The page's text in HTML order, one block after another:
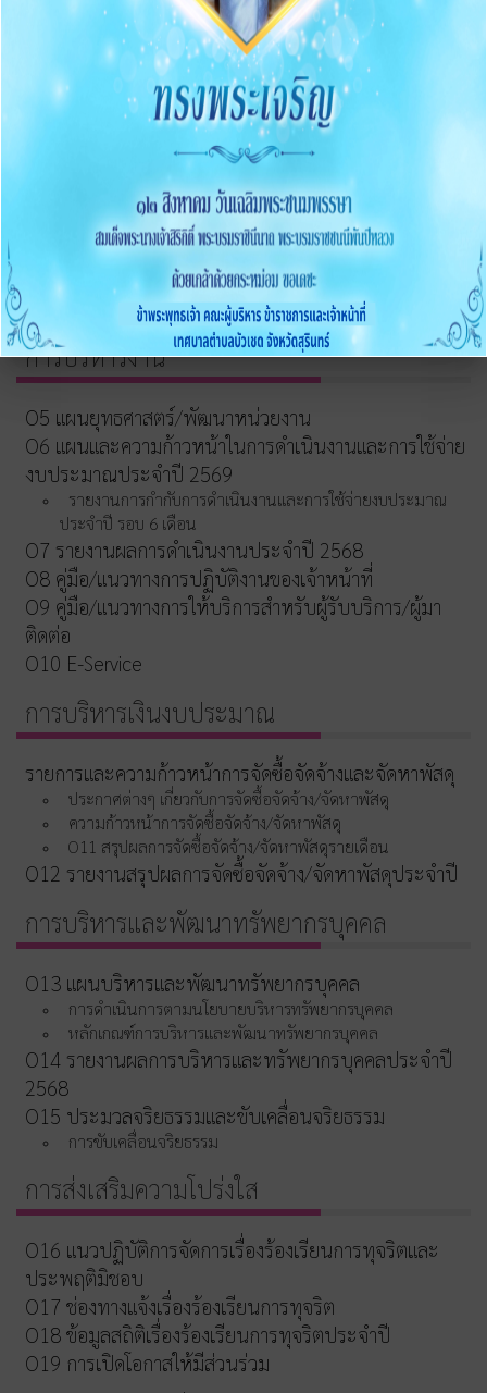
แหล่งท่องเที่ยวและภูมิปัญญาท้องถิ่น
งานแผนพัฒนา
Q&A Webbroad
O1 โครงสร้างและอำนาจหน้าที่
อำนาจหน้าที่
O2 ข้อมูลผู้บริหาร
O3 ข้อมูลการติดต่อ
O4 ข่าวประชาสัมพันธ์
การบริหารงาน
O5 แผนยุทธศาสตร์/พัฒนาหน่วยงาน
O6 แผนและความก้าวหน้าในการดำเนินงานและการใช้จ่าย
งบประมาณประจำปี 2569
รายงานการกำกับการดำเนินงานและการใช้จ่ายงบประมาณ
ประจำปี รอบ 6 เดือน
O7 รายงานผลการดำเนินงานประจำปี 2568
O8 คู่มือ/แนวทางการปฏิบัติงานของเจ้าหน้าที่
O9 คู่มือ/แนวทางการให้บริการสำหรับผู้รับบริการ/ผู้มา
ติดต่อ
O10 E-Service
การบริหารเงินงบประมาณ
รายการและความก้าวหน้าการจัดซื้อจัดจ้างและจัดหาพัสดุ
ประกาศต่างๆ เกี่ยวกับการจัดซื้อจัดจ้าง/จัดหาพัสดุ
ความก้าวหน้าการจัดซื้อจัดจ้าง/จัดหาพัสดุ
O11 สรุปผลการจัดซื้อจัดจ้าง/จัดหาพัสดุรายเดือน
O12 รายงานสรุปผลการจัดซื้อจัดจ้าง/จัดหาพัสดุประจำปี
การบริหารและพัฒนาทรัพยากรบุคคล
O13 แผนบริหารและพัฒนาทรัพยากรบุคคล
การดำเนินการตามนโยบายบริหารทรัพยากรบุคคล
หลักเกณฑ์การบริหารและพัฒนาทรัพยากรบุคคล
O14 รายงานผลการบริหารและทรัพยากรบุคคลประจำปี
2568
O15 ประมวลจริยธรรมและขับเคลื่อนจริยธรรม
การขับเคลื่อนจริยธรรม
การส่งเสริมความโปร่งใส
O16 แนวปฏิบัติการจัดการเรื่องร้องเรียนการทุจริตและ
ประพฤติมิชอบ
O17 ช่องทางแจ้งเรื่องร้องเรียนการทุจริต
O18 ข้อมูลสถิติเรื่องร้องเรียนการทุจริตประจำปี
O19 การเปิดโอกาสให้มีส่วนร่วม